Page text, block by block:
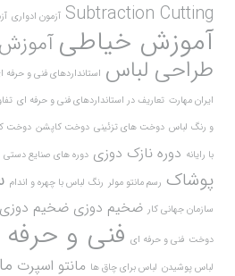
Subtraction Cutting آزمون ادواری
آموزش خیاطی
طراحی لباس استانداردهای فنی و حرفه
ایران مهارت تعاریف در استانداردهای فنی و حرفه ای
و رنگ لباس دوخت های تزئینی دوخت کاپشن دوخت
با رایانه دوره نازک دوزی دوره های صنایع دستی
پوشاک رسم مانتو مولر رنگ لباس با چهره و اندام
سازمان جهانی کار ضخیم دوزی ضخیم دوزی
دوخت فنی و حرفه ای فنی و
لباس پوشیدن لباس برای چاق ها مانتو اسپرت